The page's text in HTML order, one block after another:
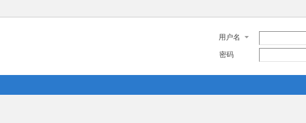
用户名
密码